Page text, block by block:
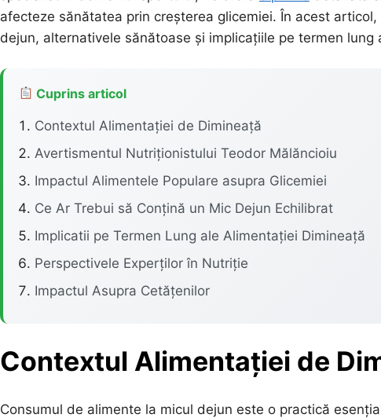
afecteze sănătatea prin creșterea glicemiei. În acest
dejun, alternativele sănătoase și implicațiile pe termen lung
Cuprins articol
Contextul Alimentației de Dimineață
Avertismentul Nutriționistului Teodor Mălăncioiu
Impactul Alimentele Populare asupra Glicemiei
Ce Ar Trebui să Conțină un Mic Dejun Echilibrat
Implicatii pe Termen Lung ale Alimentației Dimineață
Perspectivele Experților în Nutriție
Impactul Asupra Cetățenilor
Contextul Alimentației de
Consumul de alimente la micul dejun este o practică